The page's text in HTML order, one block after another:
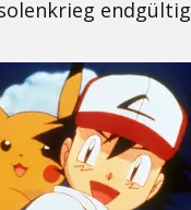
endgültig